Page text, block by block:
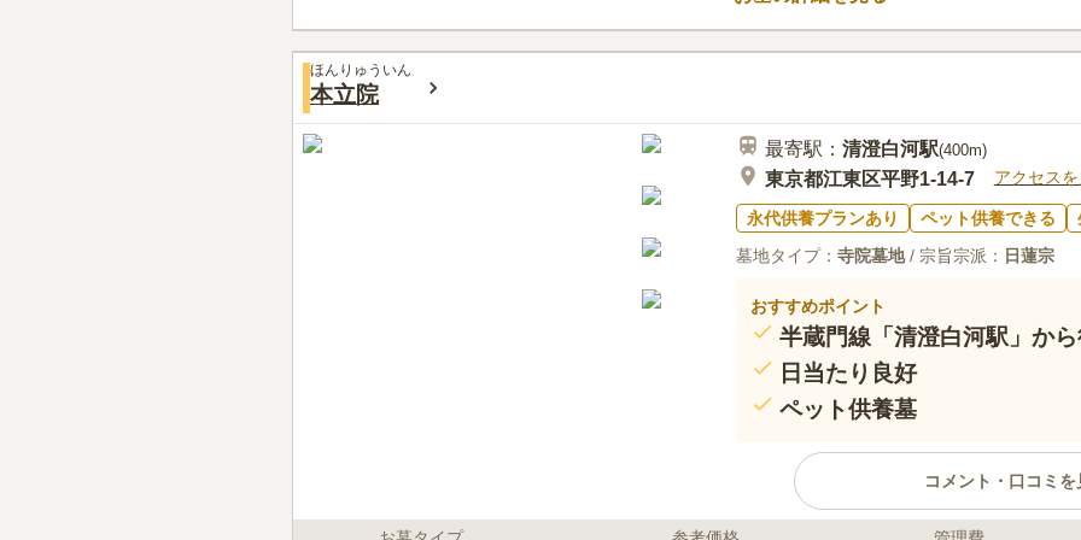
ほんりゅういん
本立院
最寄駅： 清澄白河駅(400m)
東京都江東区平野1-14-7 アクセス
永代供養プランあり ペット供養できる
墓地タイプ： 寺院墓地/ 宗旨宗派： 日蓮宗
おすすめポイント
半蔵門線「清澄白河駅」か
日当たり良好
ペット供養墓
コメント・口コミを